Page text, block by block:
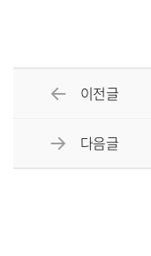
이전글
다음글